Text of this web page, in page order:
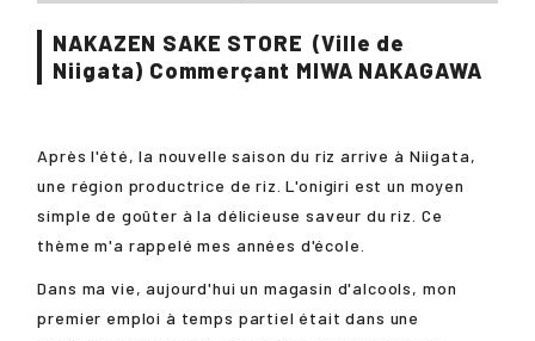
NAKAZEN SAKE STORE (Ville de
Niigata) Commerçant MIWA NAKAGAWA
Après l'été, la nouvelle saison du riz arrive à Niigata,
une région productrice de riz. L'onigiri est un moyen
simple de goûter à la délicieuse saveur du riz. Ce
thème m'a rappelé mes années d'école.
Dans ma vie, aujourd'hui un magasin d'alcools, mon
premier emploi à temps partiel était dans une